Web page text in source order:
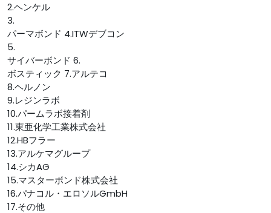
2.ヘンケル
3.
パーマボンド 4.ITWデブコン
5.
サイバーボンド 6.
ボスティック 7.アルテコ
8.ヘルノン
9.レジンラボ
10.パームラボ接着剤
11.東亜化学工業株式会社
12.HBフラー
13.アルケマグループ
14.シカAG
15.マスターボンド株式会社
16.パナコル・エロソルGmbH
17.その他